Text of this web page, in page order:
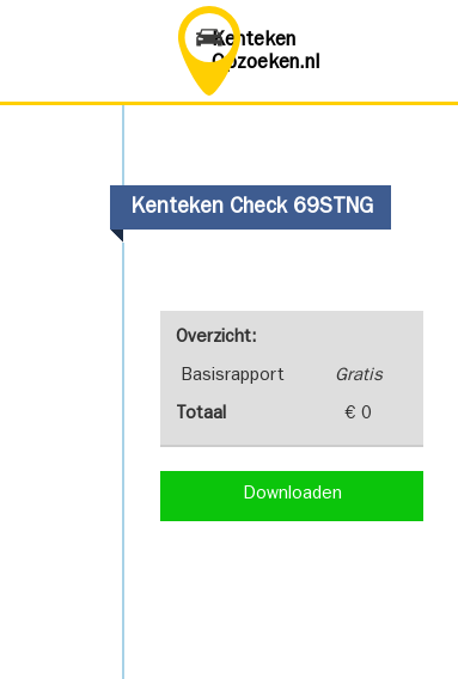
Kenteken
Opzoeken.nl
Kenteken Check 69STNG
Overzicht:
Basisrapport Gratis
Totaal € 0
Downloaden